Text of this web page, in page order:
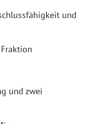
und
und zwei